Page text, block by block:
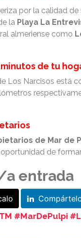
por la calidad
la Playa La
almeriense como
de tu
Los Narcisos está
de Mar de
de
a entrada
#MarDePulpi